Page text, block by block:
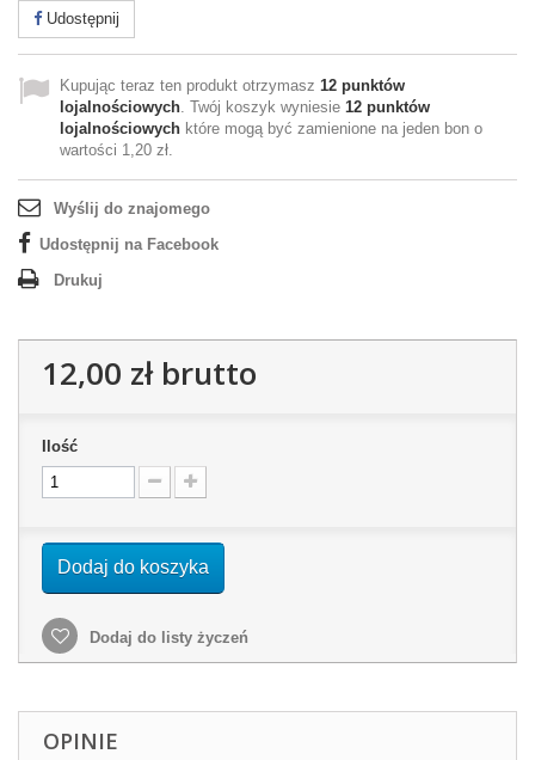
Udostępnij
Kupując teraz ten produkt otrzymasz 12 punktów
lojalnościowych. Twój koszyk wyniesie 12 punktów
lojalnościowych które mogą być zamienione na jeden bon o
wartości 1,20 zł.
Wyślij do znajomego
Udostępnij na Facebook
Drukuj
12,00 złbrutto
Ilość
Dodaj do koszyka
Dodaj do listy życzeń
OPINIE